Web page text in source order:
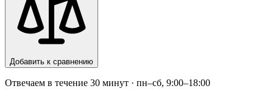
Добавить к сравнению
Отвечаем в течение 30 минут · пн–сб, 9:00–18:00